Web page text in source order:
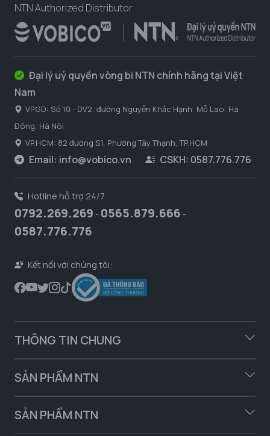
NTN Authorized Distributor
Đại lý uỷ quyền vòng bi NTN chính hãng tại Việt
Nam
VPGD: Số 10 - DV2, đường Nguyễn Khắc Hạnh, Mỗ Lao, Hà
Đông, Hà Nôi
VP.HCM: 82 đường S1, Phường Tây Thạnh, TP.HCM
Email: info@vobico.vn CSKH: 0587.776.776
Hotline hỗ trợ 24/7
0792.269.269 - 0565.879.666 -
0587.776.776
Kết nối với chúng tôi:
THÔNG TIN CHUNG
SẢN PHẨM NTN
SẢN PHẨM NTN